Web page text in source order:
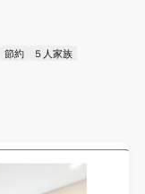
節約 ５人家族